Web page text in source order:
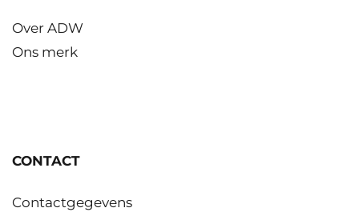
Over ADW
Ons merk
CONTACT
Contactgegevens